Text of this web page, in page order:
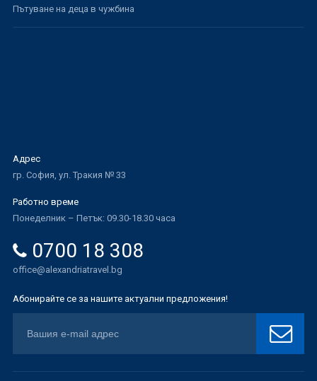
Пътуване на деца в чужбина
Адрес
гр. София, ул. Тракия № 33
Работно време
Понеделник – Петък: 09.30-18.30 часа
0700 18 308
office@alexandriatravel.bg
Абонирайте се за нашите актуални предложения!